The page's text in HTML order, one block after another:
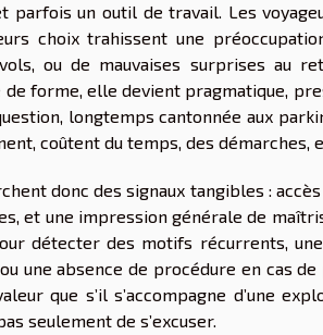
parfois un outil de travail. Les
choix trahissent une
ou de mauvaises surprises au
de forme, elle devient pragmatique,
longtemps cantonnée aux
coûtent du temps, des démarches,
donc des signaux tangibles :
et une impression générale de
détecter des motifs récurrents,
une absence de procédure en cas
que s’il s’accompagne d’une
seulement de s’excuser.